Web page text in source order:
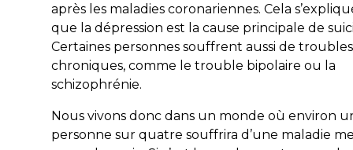
après les maladies coronariennes. Cela
que la dépression est la cause principale de
Certaines personnes souffrent aussi de troubles
chroniques, comme le trouble bipolaire ou la
schizophrénie.
Nous vivons donc dans un monde où environ
personne sur quatre souffrira d’une maladie